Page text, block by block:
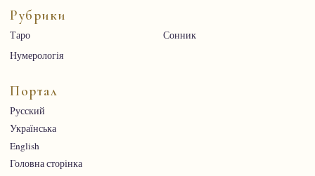
Рубрики
Таро
Сонник
Нумерологія
Портал
Русский
Українська
English
Головна сторінка